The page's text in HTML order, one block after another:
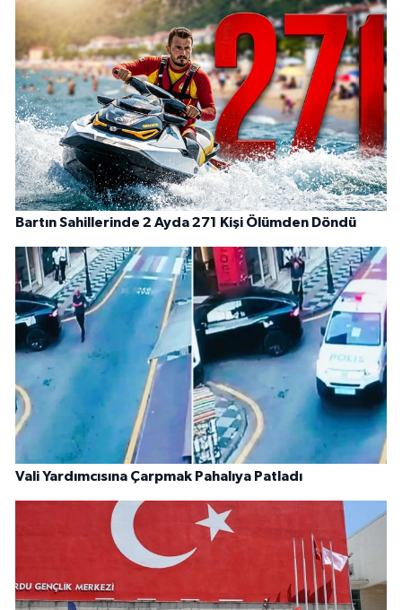
Bartın Sahillerinde 2 Ayda 271 Kişi Ölümden Döndü
Vali Yardımcısına Çarpmak Pahalıya Patladı